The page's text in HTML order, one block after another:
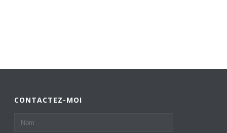
CONTACTEZ-MOI